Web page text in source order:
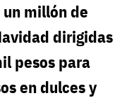
millón de
dirigidas
pesos para
en dulces y